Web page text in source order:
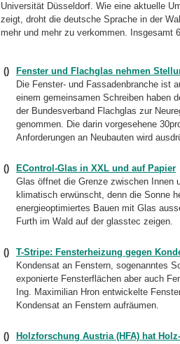
Universität Düsseldorf. Wie eine aktuelle
zeigt, droht die deutsche Sprache in der
mehr und mehr zu verkommen. Insgesamt
()
Fenster und Flachglas nehmen
Die Fenster- und Fassadenbranche ist
einem gemeinsamen Schreiben haben
der Bundesverband Flachglas zur
genommen. Die darin vorgesehene
Anforderungen an Neubauten wird
()
EControl-Glas in XXL und auf Papier
Glas öffnet die Grenze zwischen Innen
klimatisch erwünscht, denn die Sonne
energieoptimiertes Bauen mit Glas
Furth im Wald auf der glasstec zeigen.
()
T-Stripe: Fensterheizung gegen
Kondensat an Fenstern, sogenanntes
exponierte Fensterflächen aber auch
Ing. Maximilian Hron entwickelte
Kondensat an Fenstern aufräumen.
()
Holzforschung Austria (HFA) hat